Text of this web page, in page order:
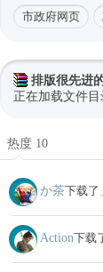
市政府网页
排版很先进
正在加载文件目
热度 10
か茶下载了
Action下载